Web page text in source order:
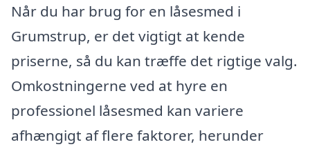
Når du har brug for en låsesmed i
Grumstrup, er det vigtigt at kende
priserne, så du kan træffe det rigtige valg.
Omkostningerne ved at hyre en
professionel låsesmed kan variere
afhængigt af flere faktorer, herunder